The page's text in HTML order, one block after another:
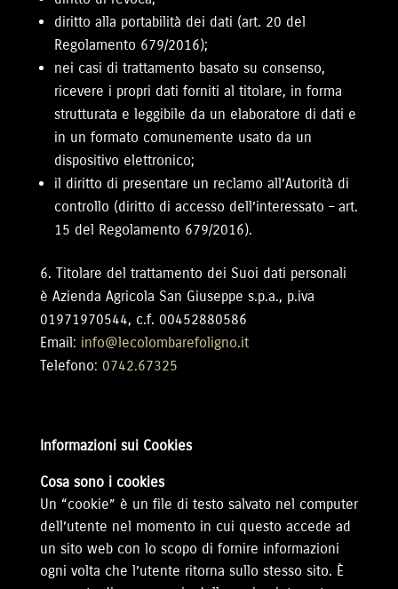
diritto alla portabilità dei dati (art. 20 del
Regolamento 679/2016);
nei casi di trattamento basato su consenso,
ricevere i propri dati forniti al titolare, in forma
strutturata e leggibile da un elaboratore di dati e
in un formato comunemente usato da un
dispositivo elettronico;
il diritto di presentare un reclamo all’Autorità di
controllo (diritto di accesso dell’interessato – art.
15 del Regolamento 679/2016).
Titolare del trattamento dei Suoi dati personali
è Azienda Agricola San Giuseppe s.p.a., p.iva
01971970544, c.f. 00452880586
Email:
ti.ongiloferabmolocel
@ofni
Telefono: 0742.67325
Informazioni sui Cookies
Cosa sono i cookies
Un “cookie” è un file di testo salvato nel computer
dell’utente nel momento in cui questo accede ad
un sito web con lo scopo di fornire informazioni
ogni volta che l’utente ritorna sullo stesso sito. È